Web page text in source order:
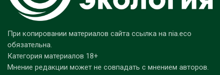
При копировании материалов сайта ссылка на nia.eco
обязательна.
Категория материалов 18+
Мнение редакции может не совпадать с мнением авторов.